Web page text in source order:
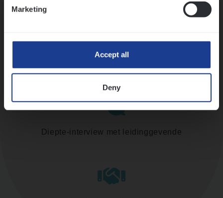
Marketing
Accept all
Deny
Assessment
Diepte-interview met leidinggevende